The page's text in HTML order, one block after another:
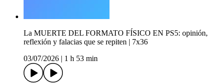
La MUERTE DEL FORMATO FÍSICO EN PS5: opinión,
reflexión y falacias que se repiten | 7x36
03/07/2026
1 h 53 min